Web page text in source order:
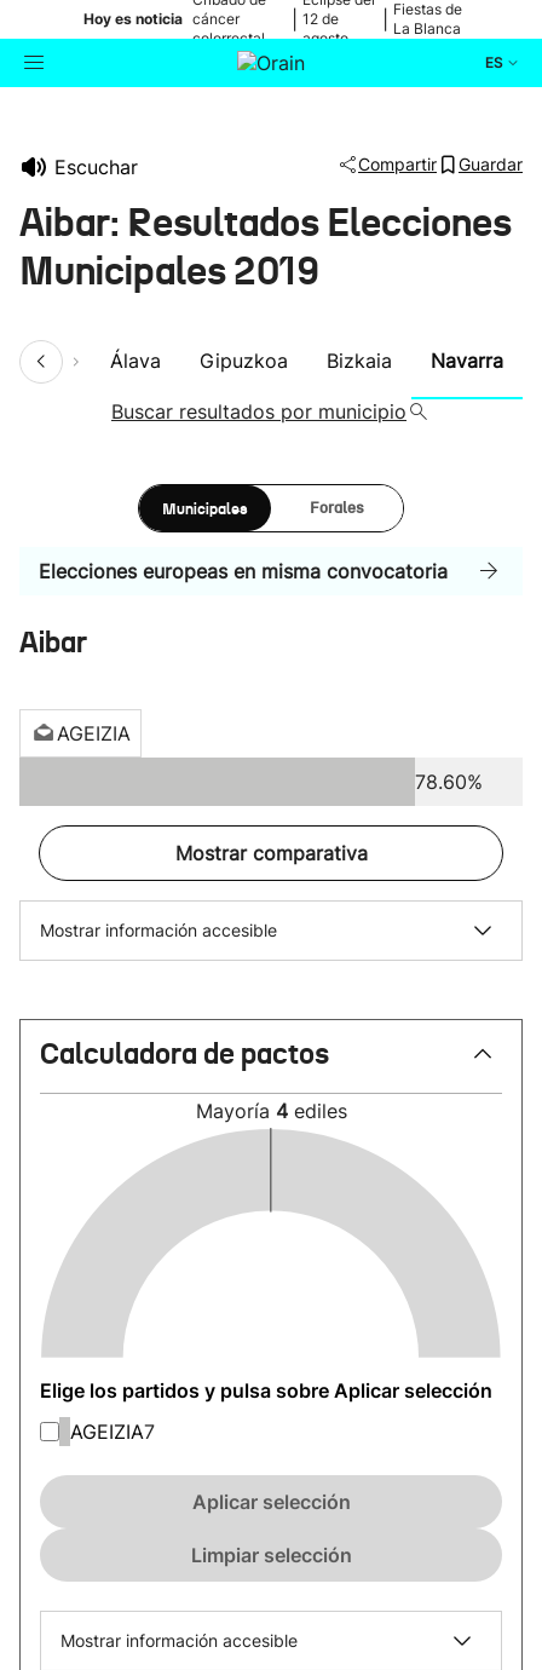
Hoy es noticia cáncer
colorrectal
12 de
agosto
Fiestas de
La Blanca
ES
Cultura
Escuchar Compartir Guardar
Aibar: Resultados Elecciones
Municipales 2019
Álava Gipuzkoa Bizkaia Navarra
Buscar resultados por municipio
Municipales Forales
Elecciones europeas en misma convocatoria
Aibar
AGEIZIA
78.60%
Mostrar comparativa
Mostrar información accesible
Calculadora de pactos
Mayoría 4 ediles
Elige los partidos y pulsa sobre Aplicar selección
AGEIZIA7
Aplicar selección
Limpiar selección
Mostrar información accesible